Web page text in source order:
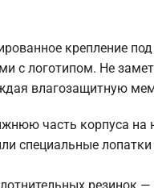
крепление
с логотипом. Не
влагозащитную
часть корпуса
специальные
резинок